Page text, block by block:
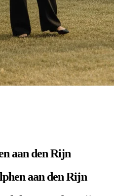
aan den Rijn
aan den Rijn